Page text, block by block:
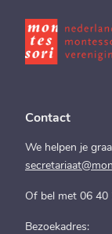
Contact
We helpen je
Of bel met 06 40
Bezoekadres: